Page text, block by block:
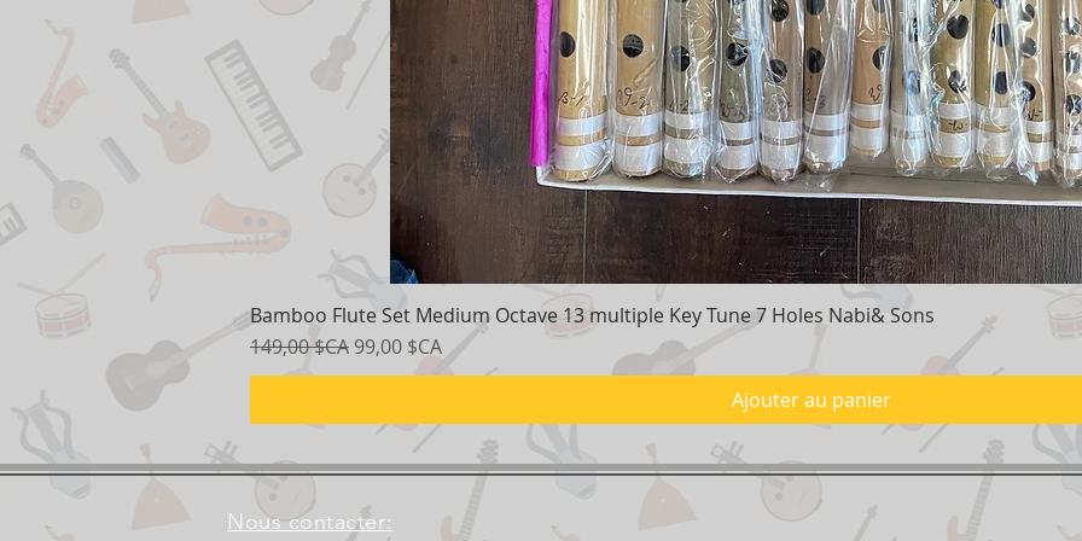
Aperçu rapide
Bamboo Flute Set Medium Octave 13 multiple Key Tune 7 Holes Nabi& Sons
Prix original
149,00 $CA Prix promotionnel
99,00 $CA
Ajouter au panier
Nous contacter: